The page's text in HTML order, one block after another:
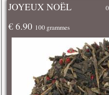
JOYEUX NOËL
€ 6.90 100 grammes